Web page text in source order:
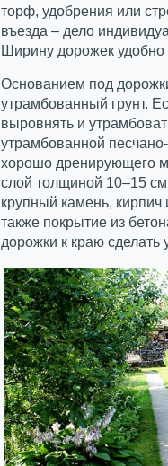
торф, удобрения или
въезда – дело
Ширину дорожек удобно
Основанием под
утрамбованный грунт.
выровнять и
утрамбованной
хорошо дренирующего
слой толщиной 10–15
крупный камень,
также покрытие из
дорожки к краю сделать